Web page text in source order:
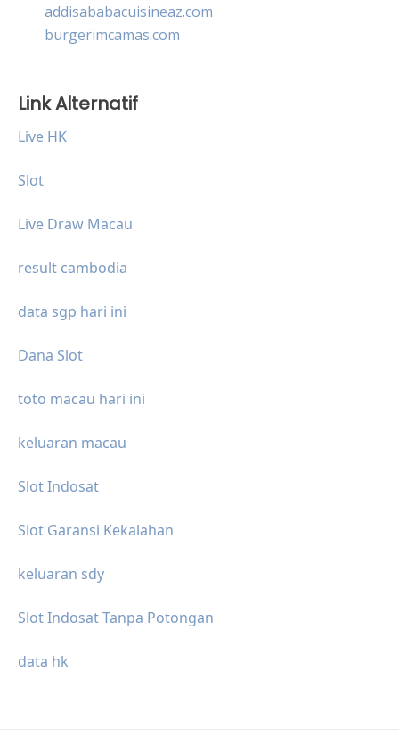
addisababacuisineaz.com
burgerimcamas.com
Link Alternatif
Live HK
Slot
Live Draw Macau
result cambodia
data sgp hari ini
Dana Slot
toto macau hari ini
keluaran macau
Slot Indosat
Slot Garansi Kekalahan
keluaran sdy
Slot Indosat Tanpa Potongan
data hk